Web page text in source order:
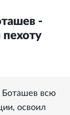
-
пехоту
Боташев всю
освоил